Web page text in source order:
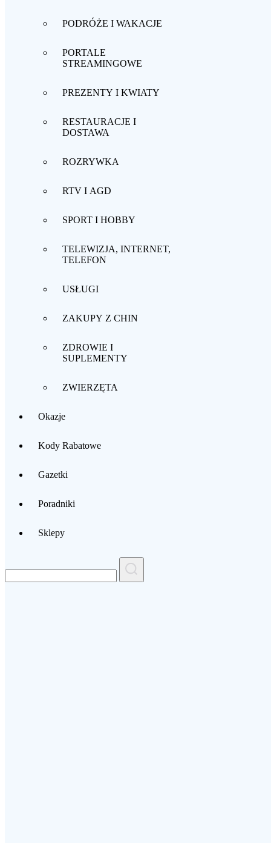
PODRÓŻE I WAKACJE
PORTALE
STREAMINGOWE
PREZENTY I KWIATY
RESTAURACJE I
DOSTAWA
ROZRYWKA
RTV I AGD
SPORT I HOBBY
TELEWIZJA, INTERNET,
TELEFON
USŁUGI
ZAKUPY Z CHIN
ZDROWIE I
SUPLEMENTY
ZWIERZĘTA
Okazje
Kody Rabatowe
Gazetki
Poradniki
Sklepy